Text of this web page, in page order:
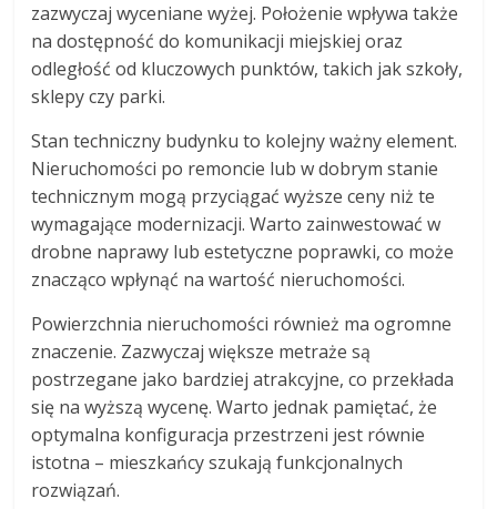
zazwyczaj wyceniane wyżej. Położenie wpływa także
na dostępność do komunikacji miejskiej oraz
odległość od kluczowych punktów, takich jak szkoły,
sklepy czy parki.
Stan techniczny budynku to kolejny ważny element.
Nieruchomości po remoncie lub w dobrym stanie
technicznym mogą przyciągać wyższe ceny niż te
wymagające modernizacji. Warto zainwestować w
drobne naprawy lub estetyczne poprawki, co może
znacząco wpłynąć na wartość nieruchomości.
Powierzchnia nieruchomości również ma ogromne
znaczenie. Zazwyczaj większe metraże są
postrzegane jako bardziej atrakcyjne, co przekłada
się na wyższą wycenę. Warto jednak pamiętać, że
optymalna konfiguracja przestrzeni jest równie
istotna – mieszkańcy szukają funkcjonalnych
rozwiązań.